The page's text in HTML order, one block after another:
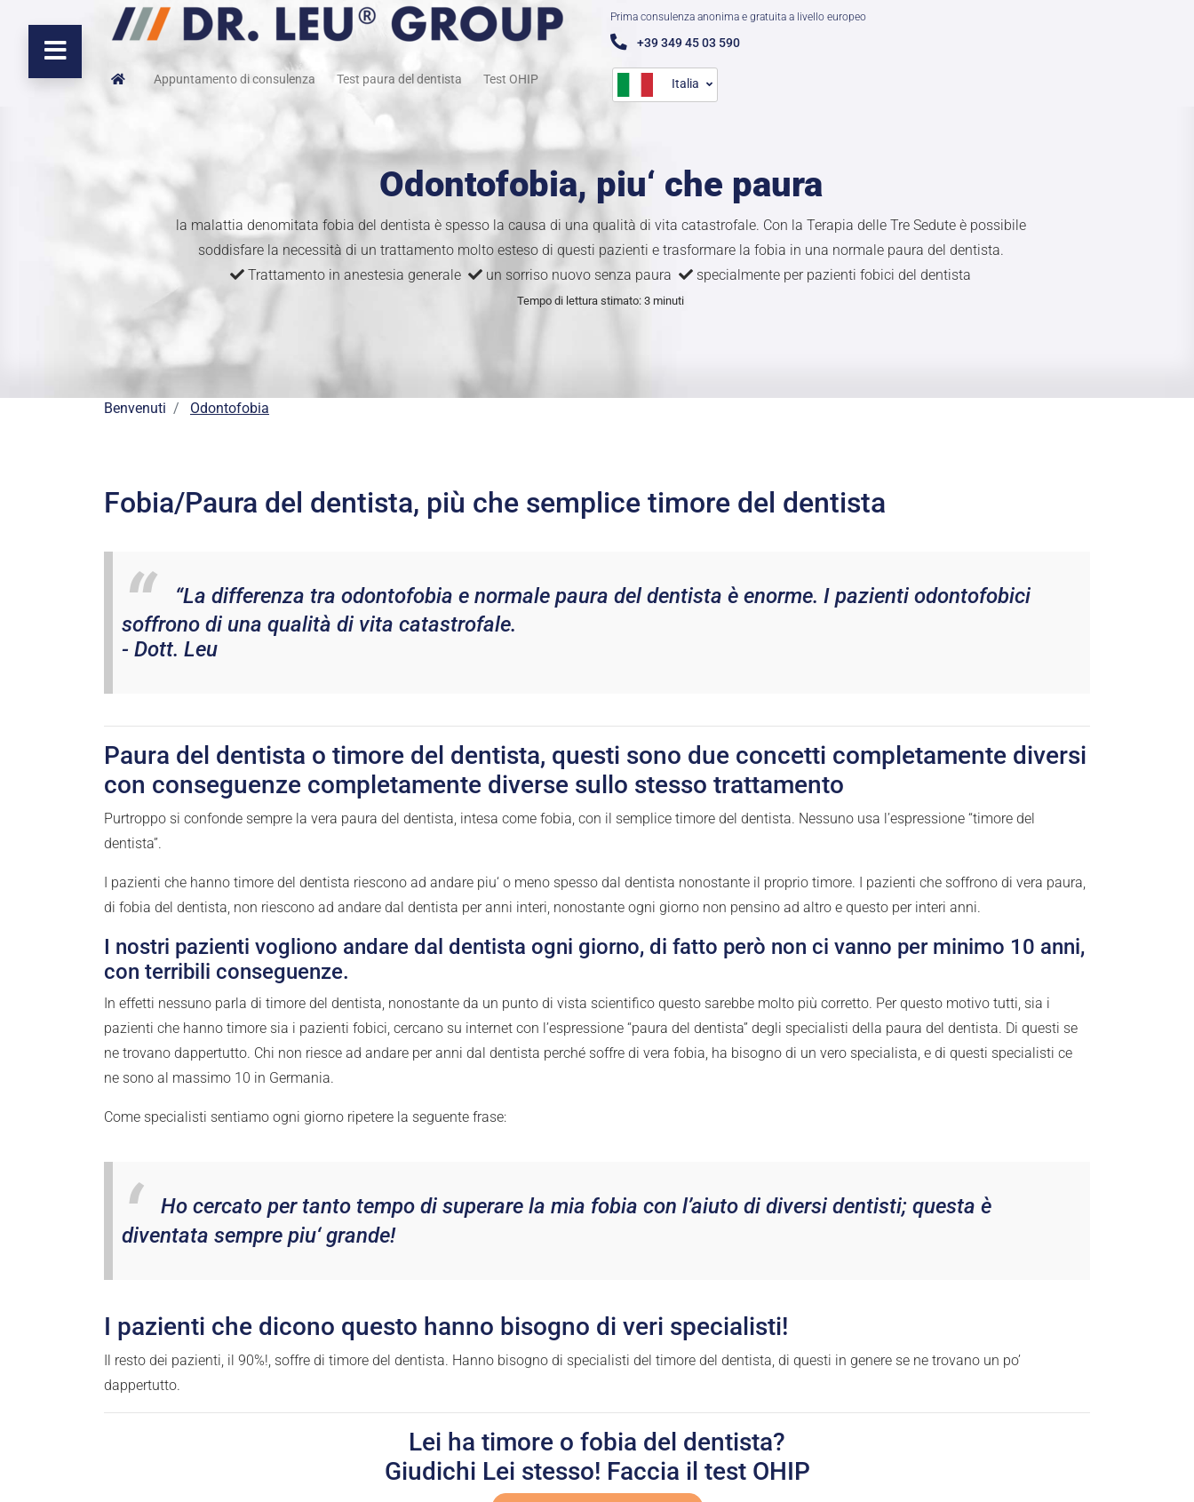
Prima consulenza anonima e gratuita a livello europeo
+39 349 45 03 590
Appuntamento di consulenza Test paura del dentista Test OHIP Italia
Odontofobia, piu‘ che paura
la malattia denomitata fobia del dentista è spesso la causa di una qualità di vita catastrofale. Con la Terapia delle Tre Sedute è possibile
soddisfare la necessità di un trattamento molto esteso di questi pazienti e trasformare la fobia in una normale paura del dentista.
Trattamento in anestesia generale
un sorriso nuovo senza paura specialmente per pazienti fobici del dentista
Tempo di lettura stimato: 3 minuti
Benvenuti Odontofobia
Fobia/Paura del dentista, più che semplice timore del dentista
“La differenza tra odontofobia e normale paura del dentista è enorme. I pazienti odontofobici
soffrono di una qualità di vita catastrofale.
- Dott. Leu
Paura del dentista o timore del dentista, questi sono due concetti completamente diversi
con conseguenze completamente diverse sullo stesso trattamento
Purtroppo si confonde sempre la vera paura del dentista, intesa come fobia, con il semplice timore del dentista. Nessuno usa l’espressione “timore del
dentista”.
I pazienti che hanno timore del dentista riescono ad andare piu‘ o meno spesso dal dentista nonostante il proprio timore. I pazienti che soffrono di vera paura,
di fobia del dentista, non riescono ad andare dal dentista per anni interi, nonostante ogni giorno non pensino ad altro e questo per interi anni.
I nostri pazienti vogliono andare dal dentista ogni giorno, di fatto però non ci vanno per minimo 10 anni,
con terribili conseguenze.
In effetti nessuno parla di timore del dentista, nonostante da un punto di vista scientifico questo sarebbe molto più corretto. Per questo motivo tutti, sia i
pazienti che hanno timore sia i pazienti fobici, cercano su internet con l’espressione “paura del dentista” degli specialisti della paura del dentista. Di questi se
ne trovano dappertutto. Chi non riesce ad andare per anni dal dentista perché soffre di vera fobia, ha bisogno di un vero specialista, e di questi specialisti ce
ne sono al massimo 10 in Germania.
Come specialisti sentiamo ogni giorno ripetere la seguente frase:
Ho cercato per tanto tempo di superare la mia fobia con l’aiuto di diversi dentisti; questa è
diventata sempre piu‘ grande!
I pazienti che dicono questo hanno bisogno di veri specialisti!
Il resto dei pazienti, il 90%!, soffre di timore del dentista. Hanno bisogno di specialisti del timore del dentista, di questi in genere se ne trovano un po’
dappertutto.
Lei ha timore o fobia del dentista?
Giudichi Lei stesso! Faccia il test OHIP